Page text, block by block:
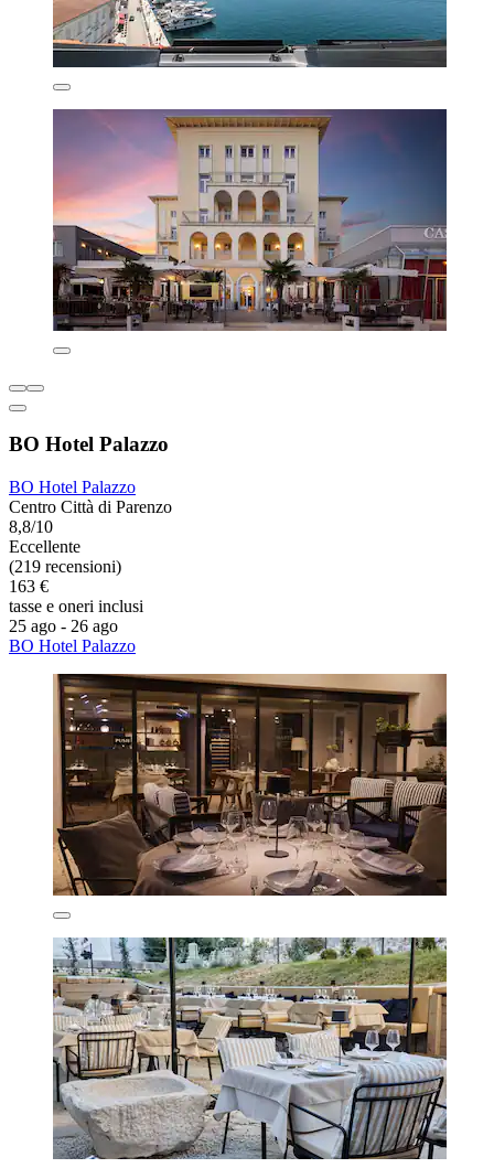
BO Hotel Palazzo
BO Hotel Palazzo
Centro Città di Parenzo
8,8/10
Eccellente
(219 recensioni)
163 €
tasse e oneri inclusi
25 ago - 26 ago
BO Hotel Palazzo